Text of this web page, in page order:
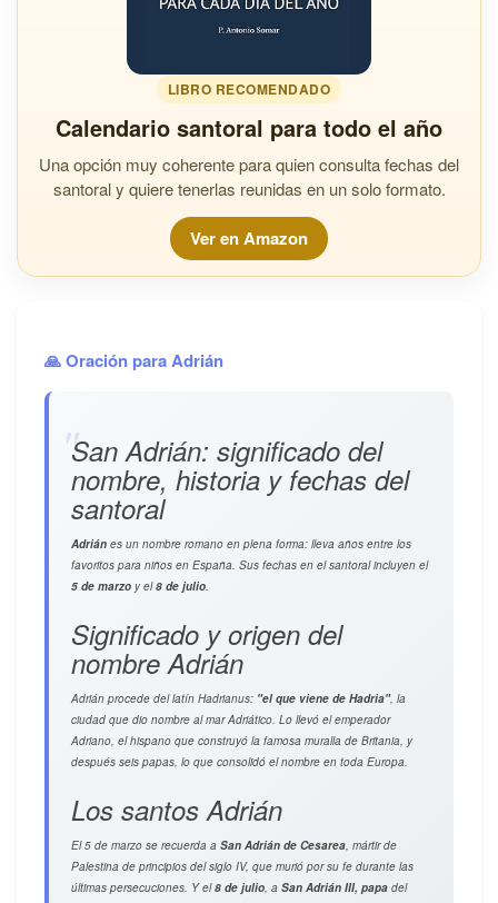
LIBRO RECOMENDADO
Calendario santoral para todo el año
Una opción muy coherente para quien consulta fechas del
santoral y quiere tenerlas reunidas en un solo formato.
Ver en Amazon
🙏 Oración para Adrián
San Adrián: significado del
nombre, historia y fechas del
santoral
Adrián es un nombre romano en plena forma: lleva años entre los
favoritos para niños en España. Sus fechas en el santoral incluyen el
5 de marzo y el8 de julio.
Significado y origen del
nombre Adrián
Adrián procede del latín Hadrianus: "el que viene de Hadria", la
ciudad que dio nombre al mar Adriático. Lo llevó el emperador
Adriano, el hispano que construyó la famosa muralla de Britania, y
después seis papas, lo que consolidó el nombre en toda Europa.
Los santos Adrián
El 5 de marzo se recuerda a San Adrián de Cesarea, mártir de
Palestina de principios del siglo IV, que murió por su fe durante las
últimas persecuciones. Y el8 de julio, a San Adrián III, papa del